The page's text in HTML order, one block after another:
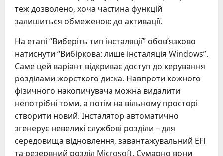
теж дозволено, хоча частина функцій
залишиться обмеженою до активації.
На етапі “Виберіть тип інсталяції” обов’язково
натиснути “Вибіркова: лише інсталяція Windows”.
Саме цей варіант відкриває доступ до керування
розділами жорсткого диска. Навпроти кожного
фізичного накопичувача можна видалити
непотрібні томи, а потім на вільному просторі
створити новий. Інсталятор автоматично
згенерує невеликі службові розділи – для
середовища відновлення, завантажувальний EFI
та резервний розділ Microsoft. Сумарно вони